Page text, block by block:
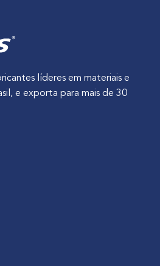
líderes em materiais e
e exporta para mais de 30